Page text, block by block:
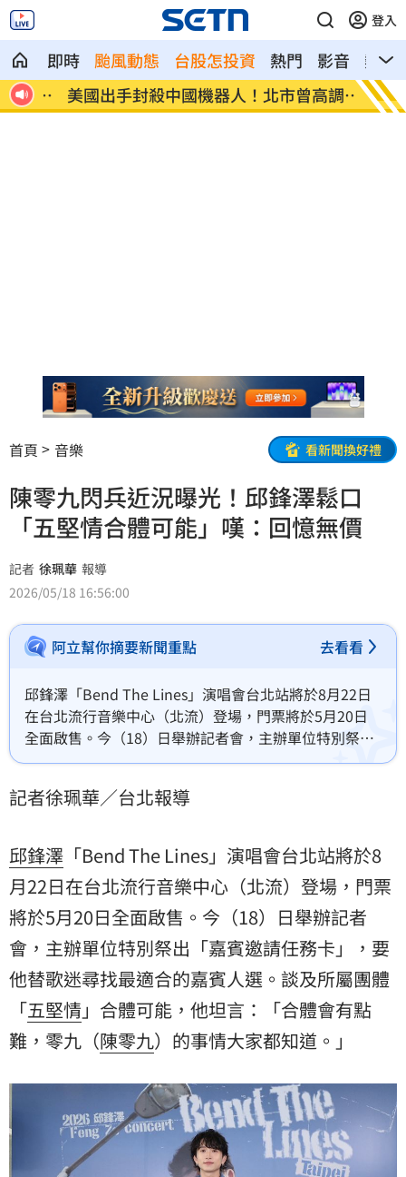
登入
即時 颱風動態 台股怎投資 熱門 影音
熱搜
美國出手封殺中國機器人！北市曾高調引
進
初來
過
首頁 音樂 看新聞換好禮
陳零九閃兵近況曝光！邱鋒澤鬆口
「五堅情合體可能」嘆：回憶無價
記者 徐珮華 報導
2026/05/18 16:56:00
阿立幫你摘要新聞重點 去看看
邱鋒澤「Bend The Lines」演唱會台北站將於8月22日
在台北流行音樂中心（北流）登場，門票將於5月20日
全面啟售。今（18）日舉辦記者會，主辦單位特別祭出
「嘉賓邀請任務卡」，要他替歌迷尋找最適合的嘉賓人
體會有點難，零九（陳零九）的事情大家都知道。」
記者徐珮華／台北報導
邱鋒澤 「Bend The Lines」演唱會台北站將於8
月22日在台北流行音樂中心（北流）登場，門票
將於5月20日全面啟售。今（18）日舉辦記者
會，主辦單位特別祭出「嘉賓邀請任務卡」，要
他替歌迷尋找最適合的嘉賓人選。談及所屬團體
「五堅情 」合體可能，他坦言：「合體會有點
難，零九（陳零九）的事情大家都知道。」